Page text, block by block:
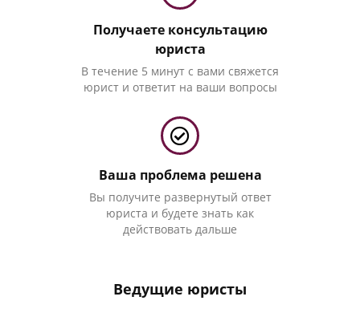
Получаете консультацию
юриста
В течение 5 минут с вами свяжется
юрист и ответит на ваши вопросы
Ваша проблема решена
Вы получите развернутый ответ
юриста и будете знать как
действовать дальше
Ведущие юристы